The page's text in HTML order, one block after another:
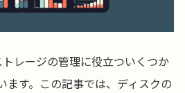
レージの管理に役立ついくつか
ます。この記事では、ディスクの